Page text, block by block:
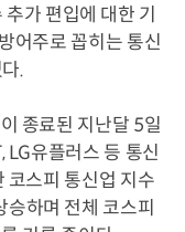
가 편입에 대한 기
어주로 꼽히는 통신
.
종료된 지난달 5일
LG유플러스 등 통신
코스피 통신업 지수
하며 전체 코스피